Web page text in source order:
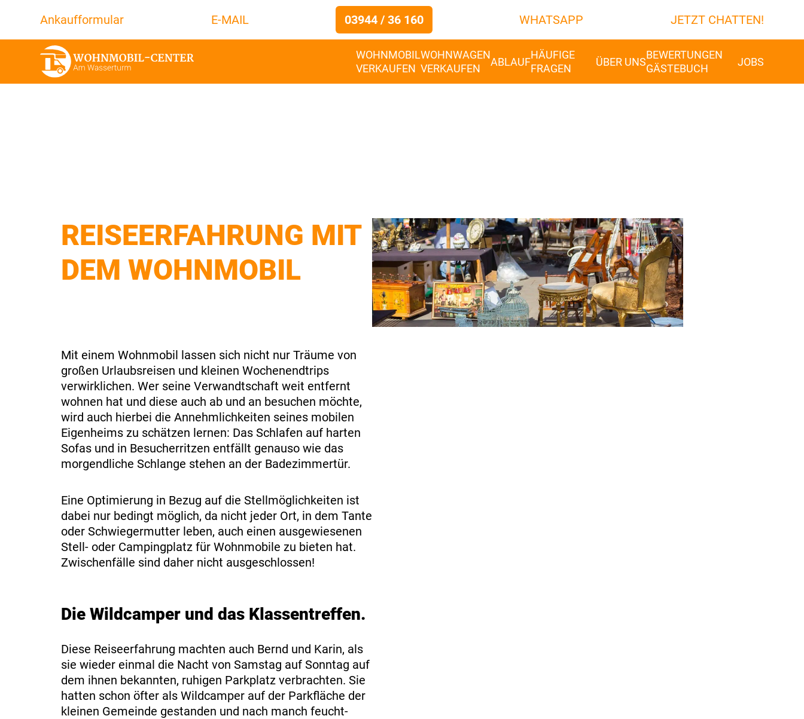
Ankaufformular E-MAIL 03944 / 36 160 WHATSAPP JETZT CHATTEN!
WOHNMOBIL
VERKAUFEN
WOHNWAGEN
VERKAUFEN
ABLAUF
HÄUFIGE
FRAGEN
ÜBER UNS
BEWERTUNGEN
GÄSTEBUCH
JOBS
REISEERFAHRUNG MIT
DEM WOHNMOBIL
Mit einem Wohnmobil lassen sich nicht nur Träume von
großen Urlaubsreisen und kleinen Wochenendtrips
verwirklichen. Wer seine Verwandtschaft weit entfernt
wohnen hat und diese auch ab und an besuchen möchte,
wird auch hierbei die Annehmlichkeiten seines mobilen
Eigenheims zu schätzen lernen: Das Schlafen auf harten
Sofas und in Besucherritzen entfällt genauso wie das
morgendliche Schlange stehen an der Badezimmertür.
Eine Optimierung in Bezug auf die Stellmöglichkeiten ist
dabei nur bedingt möglich, da nicht jeder Ort, in dem Tante
oder Schwiegermutter leben, auch einen ausgewiesenen
Stell- oder Campingplatz für Wohnmobile zu bieten hat.
Zwischenfälle sind daher nicht ausgeschlossen!
Die Wildcamper und das Klassentreffen.
Diese Reiseerfahrung machten auch Bernd und Karin, als
sie wieder einmal die Nacht von Samstag auf Sonntag auf
dem ihnen bekannten, ruhigen Parkplatz verbrachten. Sie
hatten schon öfter als Wildcamper auf der Parkfläche der
kleinen Gemeinde gestanden und nach manch feucht-